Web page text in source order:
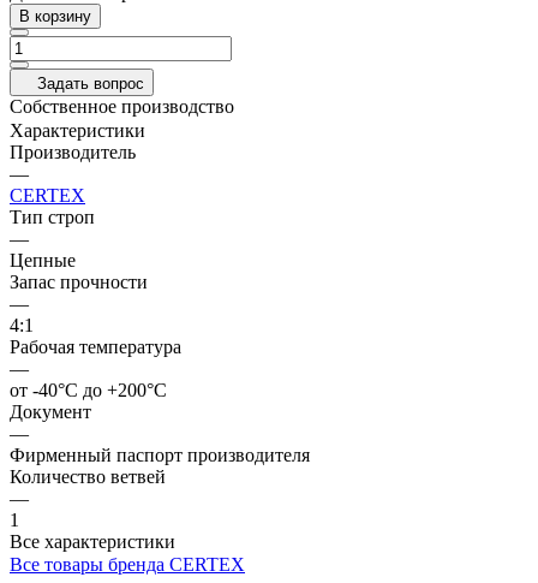
В корзину
Задать вопрос
Собственное производство
Характеристики
Производитель
—
CERTEX
Тип строп
—
Цепные
Запас прочности
—
4:1
Рабочая температура
—
от -40°C до +200°C
Документ
—
Фирменный паспорт производителя
Количество ветвей
—
1
Все характеристики
Все товары бренда CERTEX